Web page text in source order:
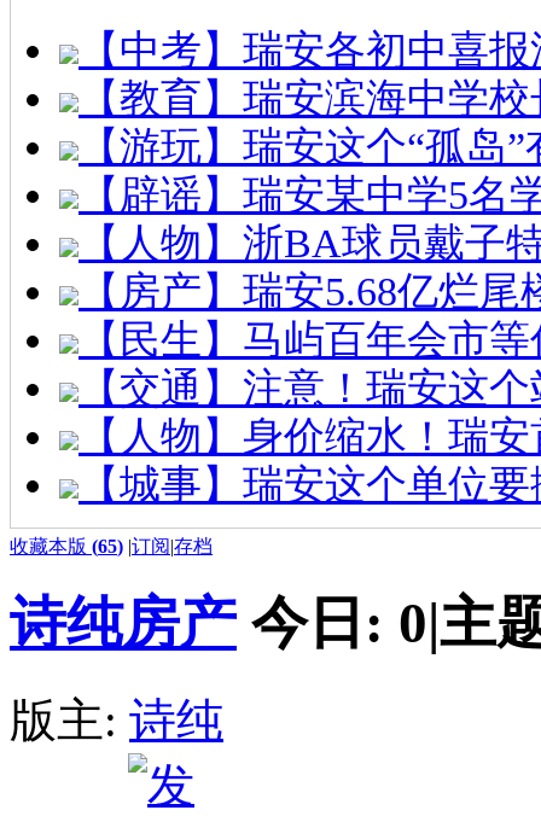
【中考】瑞安各初中喜
【教育】瑞安滨海中学
【游玩】瑞安这个“孤岛
【辟谣】瑞安某中学5名
【人物】浙BA球员戴子
【房产】瑞安5.68亿烂
【民生】马屿百年会市
【交通】注意！瑞安这
【人物】身价缩水！瑞
【城事】瑞安这个单位
收藏本版 (65) |订阅|存档
诗纯房产 今日: 0|主
版主: 诗纯